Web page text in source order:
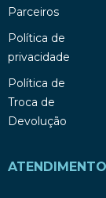
Parceiros
Política de
privacidade
Política de
Troca de
Devolução
ATENDIMENTO